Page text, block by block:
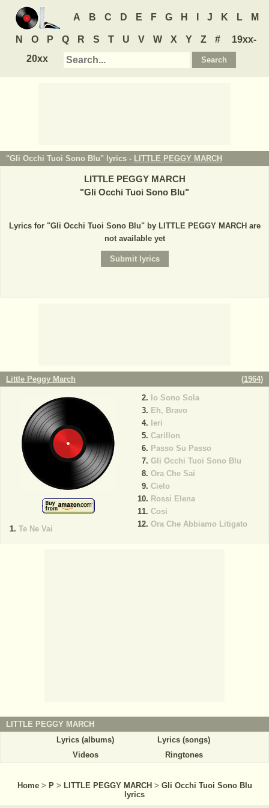
A B C D E F G H J K L M
N O P Q R S T U V W X Y Z #
19xx-
20xx
"Gli Occhi Tuoi Sono Blu" lyrics - LITTLE PEGGY MARCH
LITTLE PEGGY MARCH
"Gli Occhi Tuoi Sono Blu"
Lyrics for "Gli Occhi Tuoi Sono Blu" by LITTLE PEGGY MARCH are
not available yet
Little Peggy March (1964)
Te Ne Vai
Io Sono Sola
Eh, Bravo
Ieri
Carillon
Passo Su Passo
Gli Occhi Tuoi Sono Blu
Ora Che Sai
Cielo
Rossi Elena
Cosi
Ora Che Abbiamo Litigato
LITTLE PEGGY MARCH
Lyrics (albums)
Lyrics (songs)
Videos
Ringtones
Home > P > LITTLE PEGGY MARCH > Gli Occhi Tuoi Sono Blu
lyrics